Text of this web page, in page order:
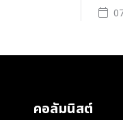
คอลัมนิสต์